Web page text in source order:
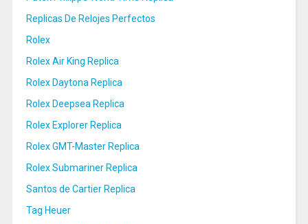
Replicas De Relojes Perfectos
Rolex
Rolex Air King Replica
Rolex Daytona Replica
Rolex Deepsea Replica
Rolex Explorer Replica
Rolex GMT-Master Replica
Rolex Submariner Replica
Santos de Cartier Replica
Tag Heuer